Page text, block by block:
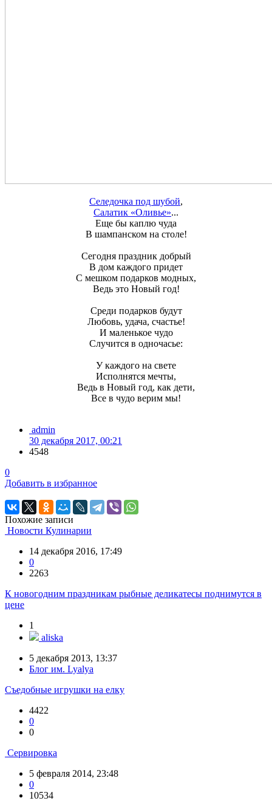
Селедочка под шубой,
Салатик «Оливье»...
Еще бы каплю чуда
В шампанском на столе!
Сегодня праздник добрый
В дом каждого придет
С мешком подарков модных,
Ведь это Новый год!
Среди подарков будут
Любовь, удача, счастье!
И маленькое чудо
Случится в одночасье:
У каждого на свете
Исполнятся мечты,
Ведь в Новый год, как дети,
Все в чудо верим мы!
admin
30 декабря 2017, 00:21
4548
0
Добавить в избранное
Похожие записи
Новости Кулинарии
14 декабря 2016, 17:49
0
2263
К новогодним праздникам рыбные деликатесы поднимутся в
цене
1
aliska
5 декабря 2013, 13:37
Блог им. Lyalya
Съедобные игрушки на елку
4422
0
0
Сервировка
5 февраля 2014, 23:48
0
10534